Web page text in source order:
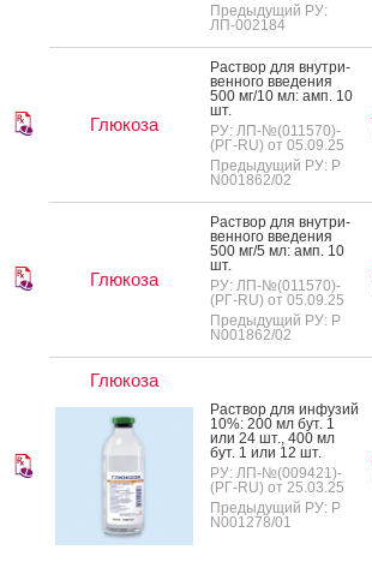
Предыдущий РУ:
ЛП-002184
Глюкоза
Рас­твор для внут­ри­
вен­но­го вве­дения
500 мг/10 мл: амп. 10
шт.
РУ: ЛП-№(011570)-
(РГ-RU) от 05.09.25
Предыдущий РУ: Р
N001862/02
Глюкоза
Рас­твор для внут­ри­
вен­но­го вве­дения
500 мг/5 мл: амп. 10
шт.
РУ: ЛП-№(011570)-
(РГ-RU) от 05.09.25
Предыдущий РУ: Р
N001862/02
Глюкоза
Рас­твор для ин­фу­зий
10%: 200 мл бут. 1
или 24 шт., 400 мл
бут. 1 или 12 шт.
РУ: ЛП-№(009421)-
(РГ-RU) от 25.03.25
Предыдущий РУ: Р
N001278/01